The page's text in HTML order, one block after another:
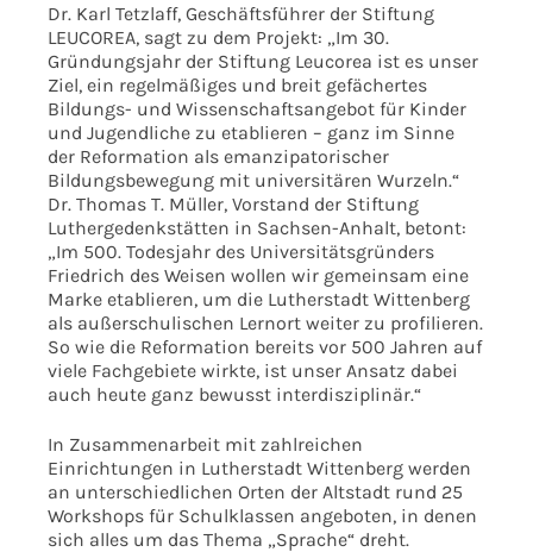
Dr. Karl Tetzlaff, Geschäftsführer der Stiftung
LEUCOREA, sagt zu dem Projekt: „Im 30.
Gründungsjahr der Stiftung Leucorea ist es unser
Ziel, ein regelmäßiges und breit gefächertes
Bildungs- und Wissenschaftsangebot für Kinder
und Jugendliche zu etablieren – ganz im Sinne
der Reformation als emanzipatorischer
Bildungsbewegung mit universitären Wurzeln.“
Dr. Thomas T. Müller, Vorstand der Stiftung
Luthergedenkstätten in Sachsen-Anhalt, betont:
„Im 500. Todesjahr des Universitätsgründers
Friedrich des Weisen wollen wir gemeinsam eine
Marke etablieren, um die Lutherstadt Wittenberg
als außerschulischen Lernort weiter zu profilieren.
So wie die Reformation bereits vor 500 Jahren auf
viele Fachgebiete wirkte, ist unser Ansatz dabei
auch heute ganz bewusst interdisziplinär.“
In Zusammenarbeit mit zahlreichen
Einrichtungen in Lutherstadt Wittenberg werden
an unterschiedlichen Orten der Altstadt rund 25
Workshops für Schulklassen angeboten, in denen
sich alles um das Thema „Sprache“ dreht.